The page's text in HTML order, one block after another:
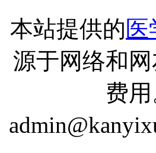
本站提供的
源于网络和
费